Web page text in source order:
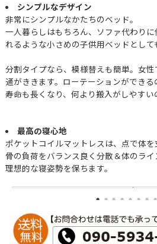
シンプルなデザイン
非常にシンプルなかたちのベッド。
一人暮らしはもちろん、ソファ代わり
れるような小さめの子供用ベッドとして
分割タイプなら、模様替えも簡単。女
通がききます。ローテーションができる
寿命も長くなり、何より搬入がしやすい
最高の寝心地
ポケットコイルマットレスは、点で体
骨の負荷をバランス良く分散＆体のライ
理想的な寝姿勢を保ちます。